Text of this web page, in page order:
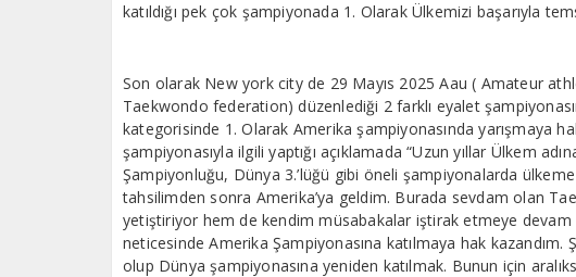
katıldığı pek çok şampiyonada 1. Olarak Ülkemizi başarıyla
Son olarak New york city de 29 Mayıs 2025 Aau ( Amateur
Taekwondo federation) düzenlediği 2 farklı eyalet
kategorisinde 1. Olarak Amerika şampiyonasında yarışmaya
şampiyonasıyla ilgili yaptığı açıklamada “Uzun yıllar Ülkem
Şampiyonluğu, Dünya 3.’lüğü gibi öneli şampiyonalarda
tahsilimden sonra Amerika’ya geldim. Burada sevdam olan
yetiştiriyor hem de kendim müsabakalar iştirak etmeye devam
neticesinde Amerika Şampiyonasına katılmaya hak
olup Dünya şampiyonasına yeniden katılmak. Bunun için